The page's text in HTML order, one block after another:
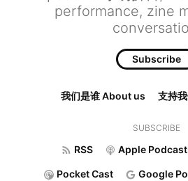
performance, zine
Subscribe
我们是谁 About us 支持
SUBSCRIBE
RSS Apple
Pocket Cast Google